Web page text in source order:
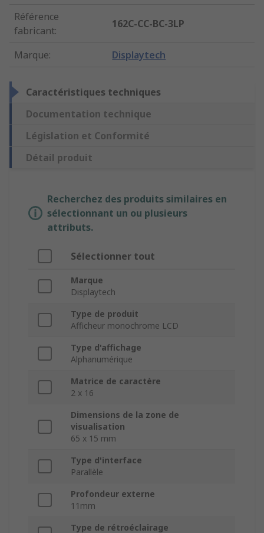
Référence
fabricant:
162C-CC-BC-3LP
Marque: Displaytech
Caractéristiques techniques
Documentation technique
Législation et Conformité
Détail produit
Recherchez des produits similaires en
sélectionnant un ou plusieurs
attributs.
Sélectionner tout
Marque
Displaytech
Type de produit
Afficheur monochrome LCD
Type d'affichage
Alphanumérique
Matrice de caractère
2 x 16
Dimensions de la zone de
visualisation
65 x 15 mm
Type d'interface
Parallèle
Profondeur externe
11mm
Type de rétroéclairage